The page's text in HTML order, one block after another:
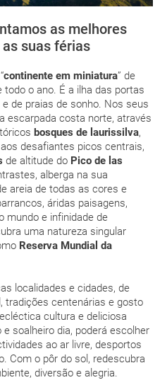
as melhores
suas férias
continente em miniatura” de
o ano. É a ilha das portas
de praias de sonho. Nos seus
escarpada costa norte, através
bosques de laurissilva,
desafiantes picos centrais,
de altitude do Pico de las
alberga na sua
areia de todas as cores e
áridas paisagens,
mundo e infinidade de
uma natureza singular
Reserva Mundial da
localidades e cidades, de
tradições centenárias e gosto
cultura e deliciosa
soalheiro dia, poderá escolher
ao ar livre, desportos
Com o pôr do sol, redescubra
diversão e alegria.
Botânico
La Cumbre e
de luz solar permitirão
banhos em paradisíacas
desfrutar o Verão em
do fato de banho e do
As águas das suas costas
ao longo do ano
se percorrido com calma. Se
evite levar
ou a Roque Nublo, leve roupa
Canária está especialmente
conhecer os seus
21.8 °C
15.4 °C
22.1 °C
15.7 °C
low cost
pacote de
a reserva da viagem?
por um
da viagem?
passaporte para viajar
tenho de estar no
viagem de pacote de